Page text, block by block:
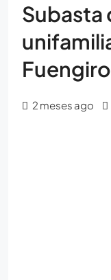
Subasta
2 meses ago